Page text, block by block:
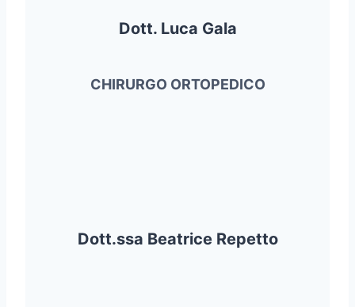
Dott. Luca Gala
CHIRURGO ORTOPEDICO
Dott.ssa Beatrice Repetto